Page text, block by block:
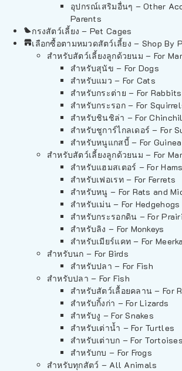
อุปกรณ์เสริมอื่นๆ – Other
Parents
กรงสัตว์เลี้ยง – Pet Cages
เลือกซื้อตามหมวดสัตว์เลี้ยง – Shop By
สำหรับสัตว์เลี้ยงลูกด้วยนม – For
สำหรับสุนัข – For Dogs
สำหรับแมว – For Cats
สำหรับกระต่าย – For Rabbits
สำหรับกระรอก – For
สำหรับชินชิล่า – For
สำหรับชูการ์ไกลเดอร์ – For
สำหรับหนูแกสบี้ – For
สำหรับสัตว์เลี้ยงลูกด้วยนม – For
สำหรับแฮมสเตอร์ – For
สำหรับเฟอเรท – For Ferrets
สำหรับหนู – For Rats and
สำหรับเม่น – For Hedgehogs
สำหรับกระรอกดิน – For
สำหรับลิง – For Monkeys
สำหรับเมียร์แคท – For
สำหรับนก – For Birds
สำหรับปลา – For Fish
สำหรับปลา – For Fish
สำหรับสัตว์เลื้อยคลาน – For
สำหรับกิ้งก่า – For Lizards
สำหรับงู – For Snakes
สำหรับเต่าน้ำ – For Turtles
สำหรับเต่าบก – For Tortoises
สำหรับกบ – For Frogs
สำหรับทุกสัตว์ – All Animals